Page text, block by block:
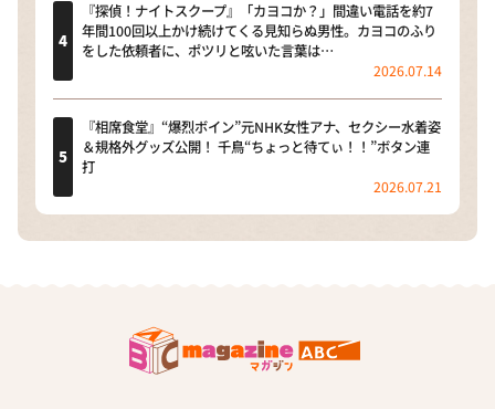
『探偵！ナイトスクープ』「カヨコか？」間違い電話を約7
年間100回以上かけ続けてくる見知らぬ男性。カヨコのふり
をした依頼者に、ポツリと呟いた言葉は…
2026.07.14
『相席食堂』“爆烈ボイン”元NHK女性アナ、セクシー水着姿
＆規格外グッズ公開！ 千鳥“ちょっと待てぃ！！”ボタン連
打
2026.07.21